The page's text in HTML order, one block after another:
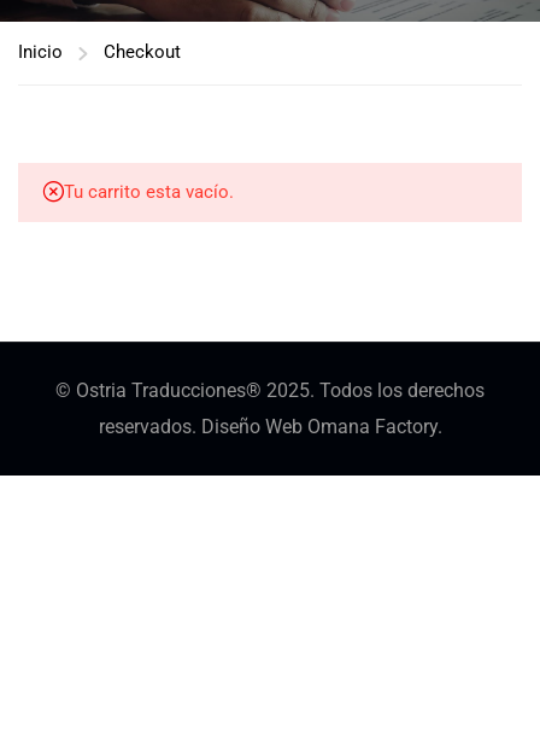
Inicio Checkout
Tu carrito esta vacío.
© Ostria Traducciones® 2025. Todos los derechos
reservados. Diseño Web Omana Factory.